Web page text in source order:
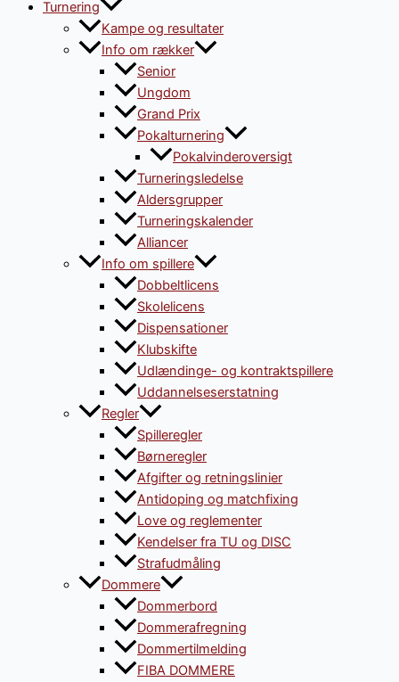
Turnering
Kampe og resultater
Info om rækker
Senior
Ungdom
Grand Prix
Pokalturnering
Pokalvinderoversigt
Turneringsledelse
Aldersgrupper
Turneringskalender
Alliancer
Info om spillere
Dobbeltlicens
Skolelicens
Dispensationer
Klubskifte
Udlændinge- og kontraktspillere
Uddannelseserstatning
Regler
Spilleregler
Børneregler
Afgifter og retningslinier
Antidoping og matchfixing
Love og reglementer
Kendelser fra TU og DISC
Strafudmåling
Dommere
Dommerbord
Dommerafregning
Dommertilmelding
FIBA DOMMERE